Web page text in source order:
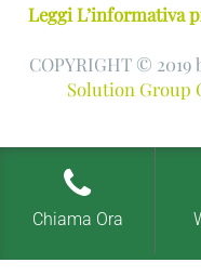
Leggi L’informativa
COPYRIGHT © 2019
Solution Group
Chiama Ora